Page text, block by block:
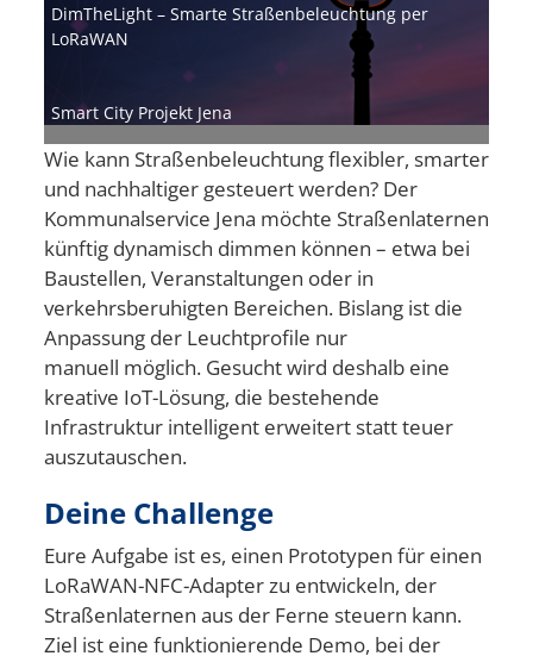
DimTheLight – Smarte Straßenbeleuchtung per
LoRaWAN
Smart City Projekt Jena
Wie kann Straßenbeleuchtung flexibler, smarter
und nachhaltiger gesteuert werden? Der
Kommunalservice Jena möchte Straßenlaternen
künftig dynamisch dimmen können – etwa bei
Baustellen, Veranstaltungen oder in
verkehrsberuhigten Bereichen. Bislang ist die
Anpassung der Leuchtprofile nur
manuell möglich. Gesucht wird deshalb eine
kreative IoT-Lösung, die bestehende
Infrastruktur intelligent erweitert statt teuer
auszutauschen.
Deine Challenge
Eure Aufgabe ist es, einen Prototypen für einen
LoRaWAN-NFC-Adapter zu entwickeln, der
Straßenlaternen aus der Ferne steuern kann.
Ziel ist eine funktionierende Demo, bei der